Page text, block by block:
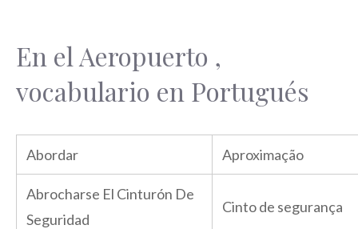
En el Aeropuerto ,
vocabulario en Portugués
Abordar Aproximação
Abrocharse El Cinturón De
Seguridad
Cinto de segurança